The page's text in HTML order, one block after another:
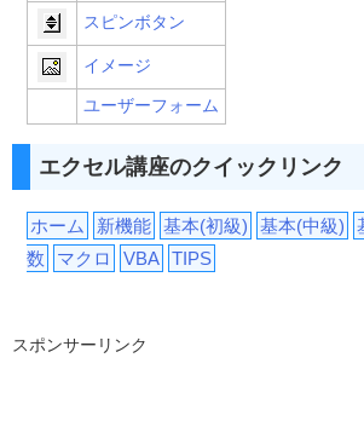
スピンボタン
イメージ
ユーザーフォーム
エクセル講座のクイックリンク
ホーム 新機能 基本(初級) 基本(中級)
数
マクロ VBA TIPS
スポンサーリンク